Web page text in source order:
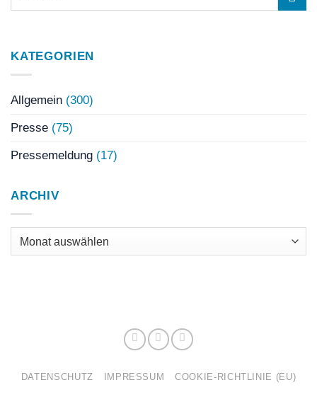
KATEGORIEN
Allgemein (300)
Presse (75)
Pressemeldung (17)
ARCHIV
Archiv
DATENSCHUTZ IMPRESSUM COOKIE-RICHTLINIE (EU)